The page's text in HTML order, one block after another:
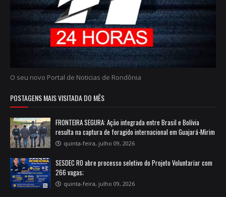
O seu novo Portal de Noticias de Rondônia
POSTAGENS MAIS VISITADA DO MÊS
FRONTEIRA SEGURA: Ação integrada entre Brasil e Bolívia
resulta na captura de foragido internacional em Guajará-Mirim
quinta-feira, julho 09, 2026
SESDEC RO abre processo seletivo do Projeto Voluntariar com
266 vagas;
quinta-feira, julho 09, 2026